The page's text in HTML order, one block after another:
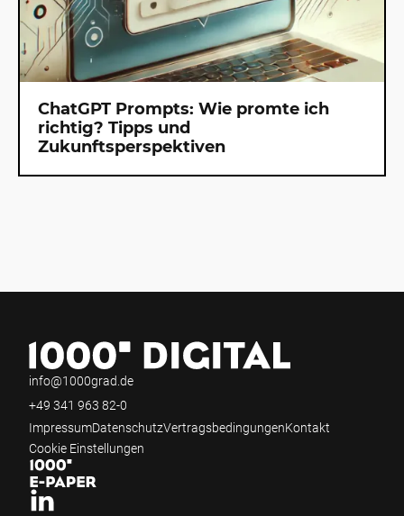
ChatGPT Prompts: Wie promte ich
richtig? Tipps und
Zukunftsperspektiven
info@1000grad.de
+49 341 963 82-0
ImpressumDatenschutzVertragsbedingungenKontakt
Cookie Einstellungen